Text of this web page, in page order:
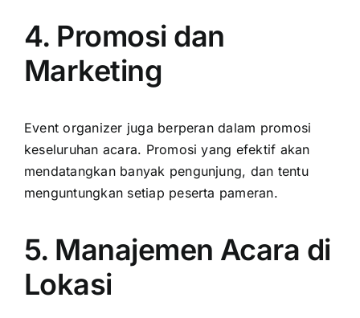
4. Promosi dan
Marketing
Event organizer juga berperan dalam promosi
keseluruhan acara. Promosi yang efektif akan
mendatangkan banyak pengunjung, dan tentu
menguntungkan setiap peserta pameran.
5. Manajemen Acara di
Lokasi